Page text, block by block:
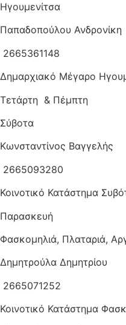
Ηγουμενίτσα
Παπαδοπούλου Ανδρονίκη
2665361148
Δημαρχιακό Μέγαρο
Τετάρτη & Πέμπτη
Σύβοτα
Κωνσταντίνος Βαγγελής
2665093280
Κοινοτικό Κατάστημα
Παρασκευή
Φασκομηλιά, Πλαταριά,
Δημητρούλα Δημητρίου
2665071252
Κοινοτικό Κατάστημα